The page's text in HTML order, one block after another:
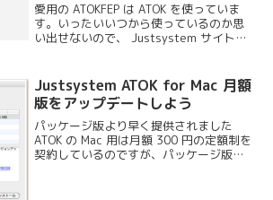
愛用の ATOKFEP は ATOK を使っていま
す。いったいいつから使っているのか思
い出せないので、 Justsystem サイトの
使っている様です。M...
Justsystem ATOK for Mac 月額
版をアップデートしよう
パッケージ版より早く提供されました
ATOK の Mac 用は月額 300 円の定額制を
契約しているのですが、パッケージ版に